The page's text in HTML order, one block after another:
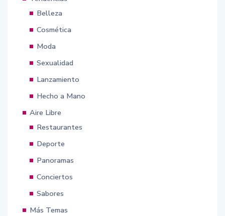
Belleza
Cosmética
Moda
Sexualidad
Lanzamiento
Hecho a Mano
Aire Libre
Restaurantes
Deporte
Panoramas
Conciertos
Sabores
Más Temas